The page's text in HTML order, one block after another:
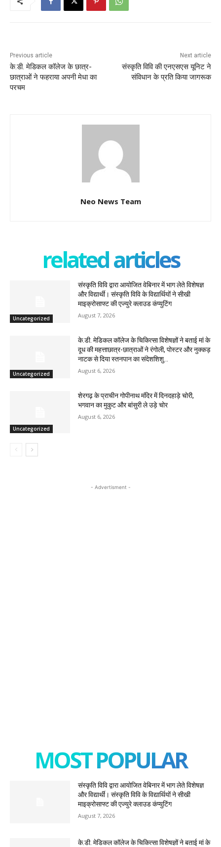
Previous article
के.डी. मेडिकल कॉलेज के छात्र-
छात्राओं ने फहराया अपनी मेधा का
परचम
Next article
संस्कृति विवि की एनएसएस यूनिट ने
संविधान के प्रति किया जागरूक
Neo News Team
related articles
Uncategorized
संस्कृति विवि द्वारा आयोजित वेबिनार में भाग लेते विशेषज्ञ
और विद्यार्थी। संस्कृति विवि के विद्यार्थियों ने सीखी
माइक्रोसाफ्ट की एज्युरे क्लाउड कंप्युटिंग
August 7, 2026
Uncategorized
के.डी. मेडिकल कॉलेज के चिकित्सा विशेषज्ञों ने बताई मां के
दूध की महत्ताछात्र-छात्राओं ने रंगोली, पोस्टर और नुक्कड़
नाटक से दिया स्तनपान का संदेशशिशु...
August 6, 2026
Uncategorized
शेरगढ़ के प्राचीन गोपीनाथ मंदिर में दिनदहाड़े चोरी,
भगवान का मुकुट और बांसुरी ले उड़े चोर
August 6, 2026
- Advertisment -
MOST POPULAR
संस्कृति विवि द्वारा आयोजित वेबिनार में भाग लेते विशेषज्ञ
और विद्यार्थी। संस्कृति विवि के विद्यार्थियों ने सीखी
माइक्रोसाफ्ट की एज्युरे क्लाउड कंप्युटिंग
August 7, 2026
के.डी. मेडिकल कॉलेज के चिकित्सा विशेषज्ञों ने बताई मां के